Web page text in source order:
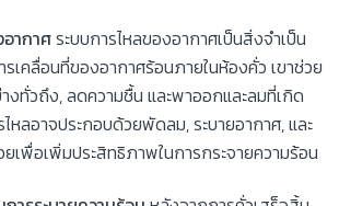
ากาศระบบการไหลของอากาศเป็นสิ่งจำเป็น
เคลื่อนที่ของอากาศร้อนภายในห้องคั่ว เขาช่วย
งทั่วถึง, ลดความชื้น และพาออกและลมที่เกิด
หลอาจประกอบด้วยพัดลม, ระบายอากาศ, และ
เพื่อเพิ่มประสิทธิภาพในการกระจายความร้อน